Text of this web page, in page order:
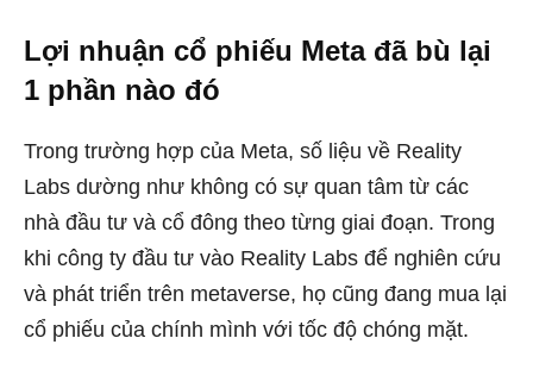
Lợi nhuận cổ phiếu Meta đã bù lại
1 phần nào đó
Trong trường hợp của Meta, số liệu về Reality
Labs dường như không có sự quan tâm từ các
nhà đầu tư và cổ đông theo từng giai đoạn. Trong
khi công ty đầu tư vào Reality Labs để nghiên cứu
và phát triển trên metaverse, họ cũng đang mua lại
cổ phiếu của chính mình với tốc độ chóng mặt.